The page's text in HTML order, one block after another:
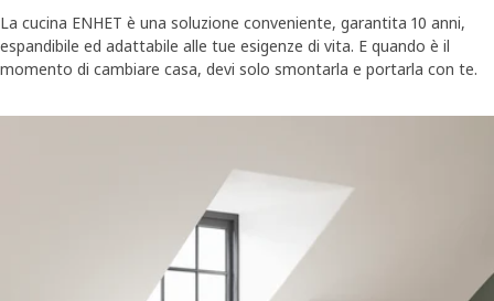
La cucina ENHET è una soluzione conveniente, garantita 10 anni,
espandibile ed adattabile alle tue esigenze di vita. E quando è il
momento di cambiare casa, devi solo smontarla e portarla con te.